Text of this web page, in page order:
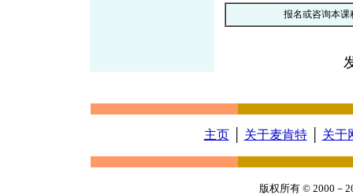
报名或咨询本课
主页│ 关于麦肯特│ 关于
版权所有 © 2000－